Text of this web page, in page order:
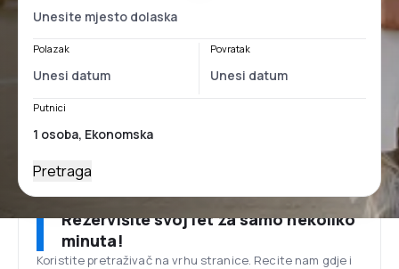
Polazak Povratak
Putnici
Pretraga
Rezervišite svoj let za samo nekoliko
minuta!
Koristite pretraživač na vrhu stranice. Recite nam gdje i